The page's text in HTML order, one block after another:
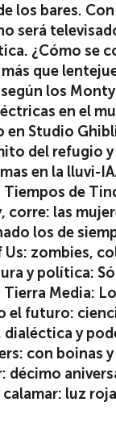
los bares. Con
será
¿Cómo se
que
los
en el
en Studio
del refugio y
en la lluvi-
de
corre: las
los de
zombies,
y política:
Media:
el futuro:
y
con boinas
décimo
luz